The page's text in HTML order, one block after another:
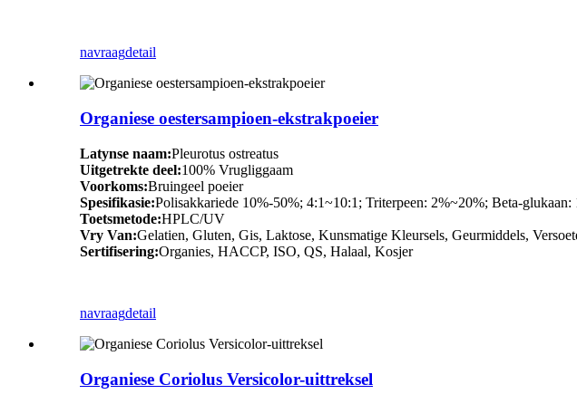
navraagdetail
Organiese oestersampioen-ekstrakpoeier
Latynse naam:Pleurotus ostreatus
Uitgetrekte deel:100% Vrugliggaam
Voorkoms:Bruingeel poeier
Spesifikasie:Polisakkariede 10%-50%; 4:1~10:1; Triterpeen: 2%~20%; Beta-glukaan:
Toetsmetode:HPLC/UV
Vry Van:Gelatien, Gluten, Gis, Laktose, Kunsmatige Kleursels, Geurmiddels,
Sertifisering:Organies, HACCP, ISO, QS, Halaal, Kosjer
navraagdetail
Organiese Coriolus Versicolor-uittreksel